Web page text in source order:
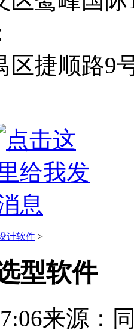
区捷顺路9
计软件 >
型软件
来源：